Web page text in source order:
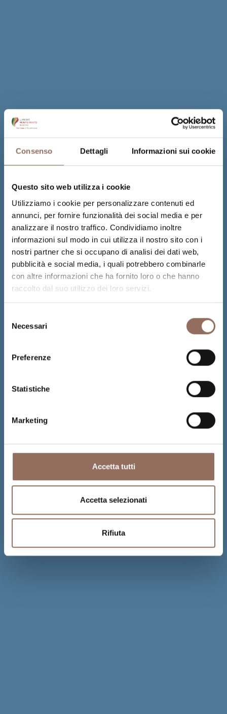
Consenso Dettagli Informazioni sui cookie
Questo sito web utilizza i cookie
Utilizziamo i cookie per personalizzare contenuti ed
annunci, per fornire funzionalità dei social media e per
analizzare il nostro traffico. Condividiamo inoltre
informazioni sul modo in cui utilizza il nostro sito con i
nostri partner che si occupano di analisi dei dati web,
pubblicità e social media, i quali potrebbero combinarle
con altre informazioni che ha fornito loro o che hanno
raccolto dal suo utilizzo dei loro servizi.
delNecessari
Preferenze
Statistiche
Marketing
Accetta tutti
Accetta selezionati
Rifiuta